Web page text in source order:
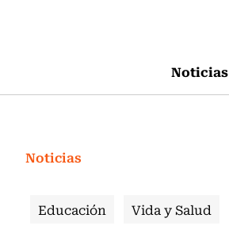
Noticias
Noticias
Educación Vida y Salud